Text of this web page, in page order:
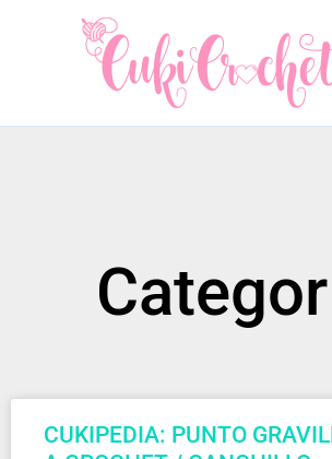
CUKIPEDIA: PUNTO